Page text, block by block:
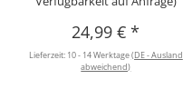
24,99 €*
Lieferzeit: 10 - 14 Werktage(DE - Ausland
abweichend)